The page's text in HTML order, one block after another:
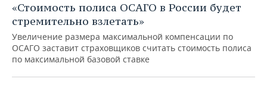
«Стоимость полиса ОСАГО в России будет
стремительно взлетать»
Увеличение размера максимальной компенсации по
ОСАГО заставит страховщиков считать стоимость полиса
по максимальной базовой ставке